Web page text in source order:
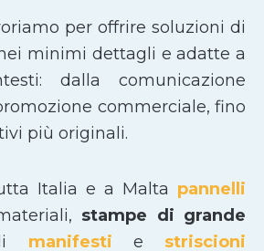
per offrire soluzioni di
minimi dettagli e adatte a
dalla comunicazione
commerciale, fino
più originali.
Italia e a Malta pannelli
stampe di grande
manifesti e striscioni